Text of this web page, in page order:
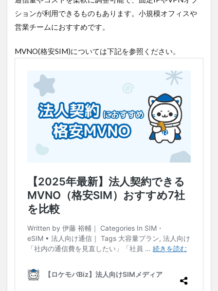
ションが利用できるものもあります。小規模オフィスや
営業チームにおすすめです。
MVNO(格安SIM)については下記を参照ください。